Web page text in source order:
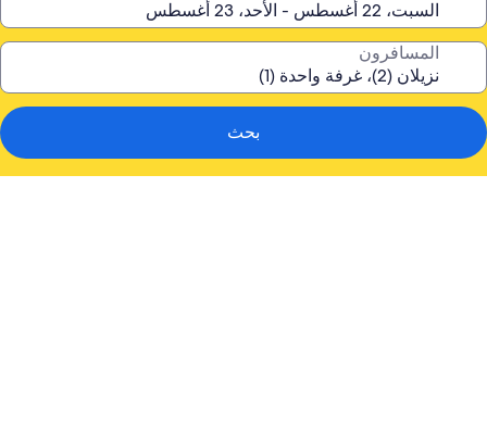
المسافرون
بحث